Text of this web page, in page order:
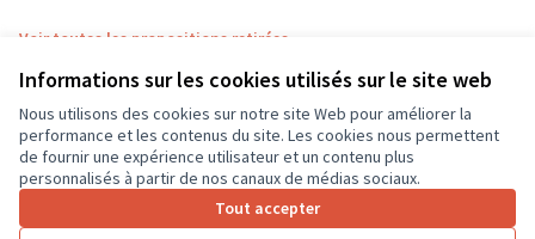
Informations sur les cookies utilisés sur le site web
Nous utilisons des cookies sur notre site Web pour améliorer la
performance et les contenus du site. Les cookies nous permettent
de fournir une expérience utilisateur et un contenu plus
personnalisés à partir de nos canaux de médias sociaux.
Tout accepter
Voir toutes les propositions retirées
Conditions d'utilisation
Paramètres des cookies
CD37 sur X
(Lien externe)
CD37 sur Facebook
CD37 sur Instagram
CD37 sur YouTube
(Lien externe)